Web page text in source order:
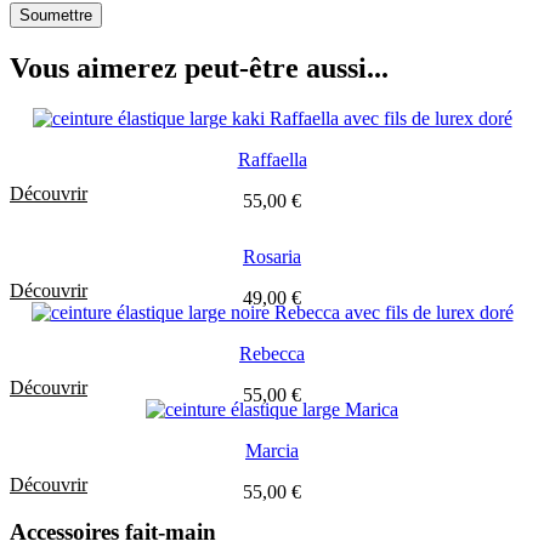
Vous aimerez peut-être aussi...
Raffaella
55,00 €
Découvrir
Rosaria
49,00 €
Découvrir
Rebecca
55,00 €
Découvrir
Marcia
55,00 €
Découvrir
Accessoires fait-main